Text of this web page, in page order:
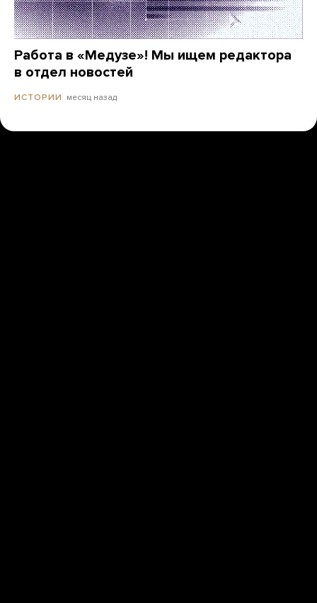
Работа в «Медузе»! Мы ищем редактора
в отдел новостей
ИСТОРИИ месяц назад